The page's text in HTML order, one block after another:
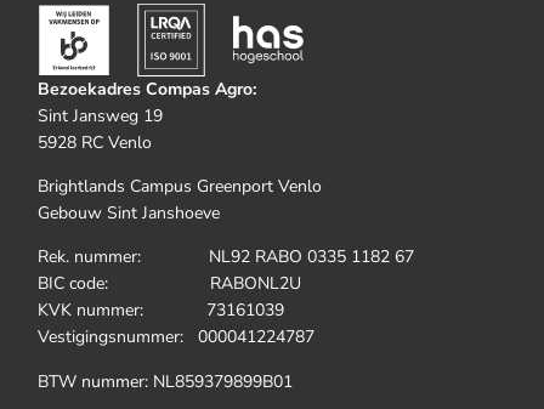
Bezoekadres Compas Agro:
Sint Jansweg 19
5928 RC Venlo
Brightlands Campus Greenport Venlo
Gebouw Sint Janshoeve
Rek. nummer: NL92 RABO 0335 1182 67
BIC code: RABONL2U
KVK nummer: 73161039
Vestigingsnummer: 000041224787
BTW nummer: NL859379899B01